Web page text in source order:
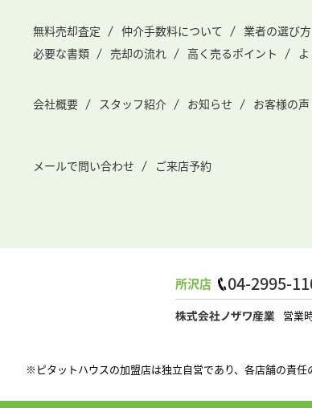
無料売却査定 仲介手数料について 業者の選び方
必要な書類
売却の流れ 高く売るポイント
会社概要 スタッフ紹介 お知らせ お客様の声
メールで問い合わせ ご来店予約
所沢店 04-2995-
営業
※ピタットハウスの加盟店は独立自営であり、各店舗の責任